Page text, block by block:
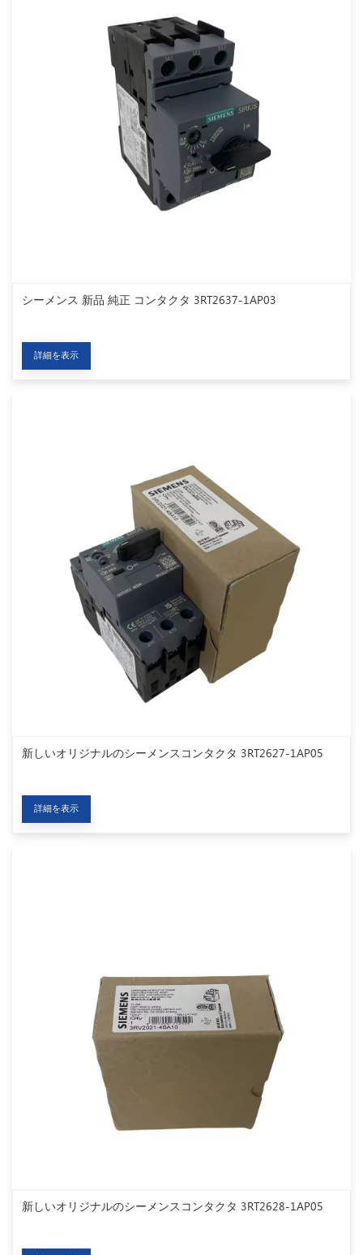
シーメンス 新品 純正 コンタクタ 3RT2637-1AP03
詳細を表示
新しいオリジナルのシーメンスコンタクタ 3RT2627-1AP05
詳細を表示
新しいオリジナルのシーメンスコンタクタ 3RT2628-1AP05